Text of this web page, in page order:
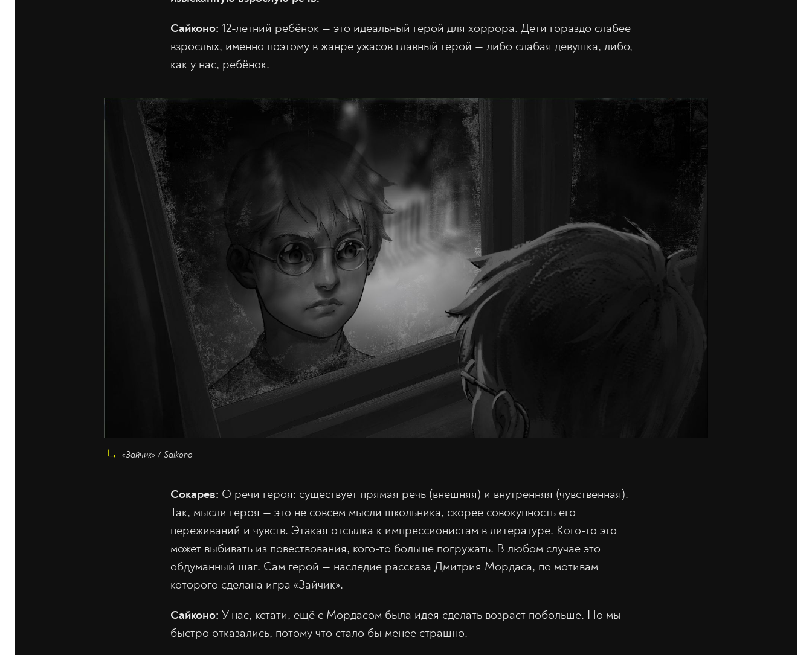
Сайконо: 12-летний ребёнок — это идеальный герой для хоррора. Дети гораздо слабее
взрослых, именно поэтому в жанре ужасов главный герой — либо слабая девушка, либо,
как у нас, ребёнок.
«Зайчик» / Saikono
Сокарев: О речи героя: существует прямая речь (внешняя) и внутренняя (чувственная).
Так, мысли героя — это не совсем мысли школьника, скорее совокупность его
переживаний и чувств. Этакая отсылка к импрессионистам в литературе. Кого-то это
может выбивать из повествования, кого-то больше погружать. В любом случае это
обдуманный шаг. Сам герой — наследие рассказа Дмитрия Мордаса, по мотивам
которого сделана игра «Зайчик».
Сайконо: У нас, кстати, ещё с Мордасом была идея сделать возраст побольше. Но мы
быстро отказались, потому что стало бы менее страшно.